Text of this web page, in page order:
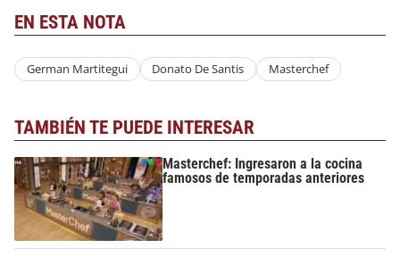
EN ESTA NOTA
German Martitegui Donato De Santis Masterchef
TAMBIÉN TE PUEDE INTERESAR
Masterchef: Ingresaron a la cocina
famosos de temporadas anteriores